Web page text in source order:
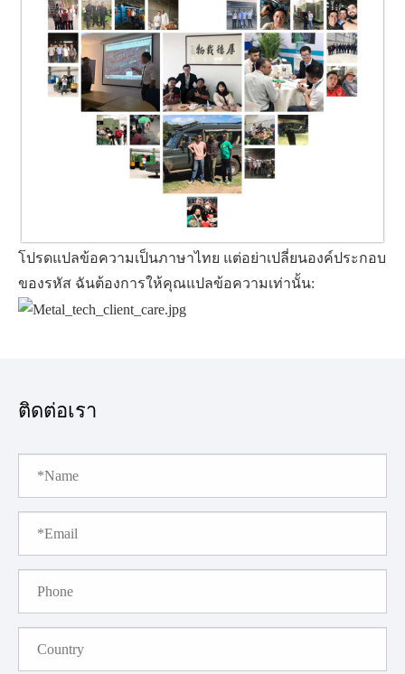
โปรดแปลข้อความเป็นภาษาไทย แต่อย่าเปลี่ยนองค์ประกอบ
ของรหัส ฉันต้องการให้คุณแปลข้อความเท่านั้น:
ติดต่อเรา